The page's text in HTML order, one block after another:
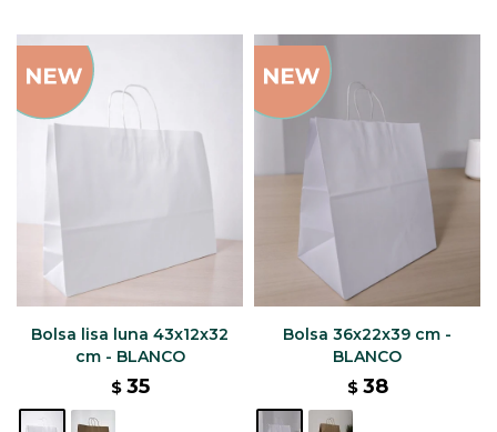
Bolsa lisa luna 43x12x32
cm - BLANCO
$ 35
Bolsa 36x22x39 cm -
BLANCO
$ 38